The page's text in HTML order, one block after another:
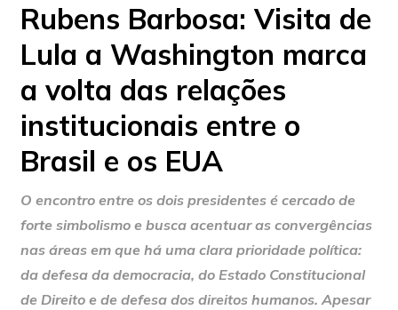
Rubens Barbosa: Visita de
Lula a Washington marca
a volta das relações
institucionais entre o
Brasil e os EUA
O encontro entre os dois presidentes é cercado de
forte simbolismo e busca acentuar as convergências
nas áreas em que há uma clara prioridade política:
da defesa da democracia, do Estado Constitucional
de Direito e de defesa dos direitos humanos. Apesar